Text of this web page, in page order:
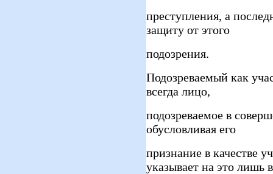
преступления, а
защиту от этого
подозрения.
Подозреваемый как
всегда лицо,
подозреваемое в
обусловливая его
признание в качестве
указывает на это лишь в